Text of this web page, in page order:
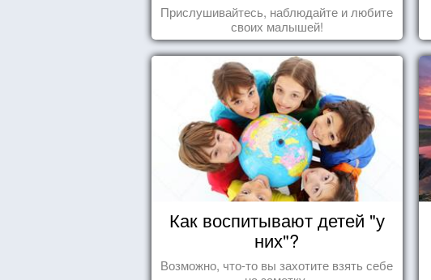
Прислушивайтесь, наблюдайте и любите
своих малышей!
Как воспитывают детей "у
них"?
Возможно, что-то вы захотите взять себе